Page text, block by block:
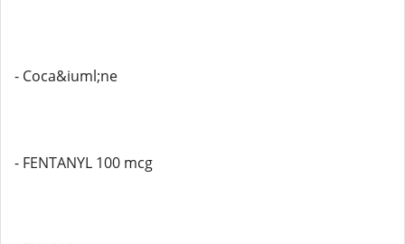
- Coca&iuml;ne
- FENTANYL 100 mcg